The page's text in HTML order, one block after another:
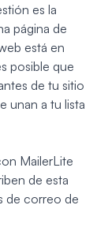
es la
página de
está en
posible que
de tu sitio
unan a tu lista
MailerLite
de esta
de correo de